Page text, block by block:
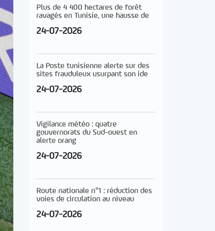
Plus de 4 400 hectares de forêt
ravagés en Tunisie, une hausse de
24-07-2026
La Poste tunisienne alerte sur des
sites frauduleux usurpant son ide
24-07-2026
Vigilance météo : quatre
gouvernorats du Sud-ouest en
alerte orang
24-07-2026
Route nationale n°1 : réduction des
voies de circulation au niveau
24-07-2026